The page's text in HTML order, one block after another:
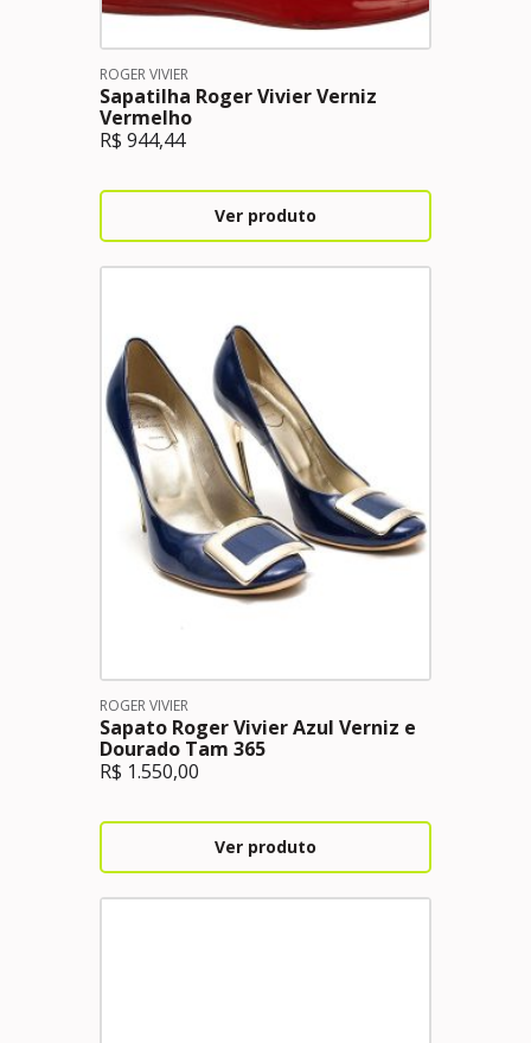
ROGER VIVIER
Sapatilha Roger Vivier Verniz
Vermelho
R$ 944,44
Ver produto
ROGER VIVIER
Sapato Roger Vivier Azul Verniz e
Dourado Tam 365
R$ 1.550,00
Ver produto